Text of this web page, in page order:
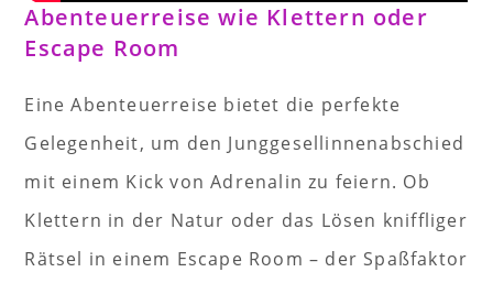
Abenteuerreise wie Klettern oder
Escape Room
Eine Abenteuerreise bietet die perfekte
Gelegenheit, um den Junggesellinnenabschied
mit einem Kick von Adrenalin zu feiern. Ob
Klettern in der Natur oder das Lösen kniffliger
Rätsel in einem Escape Room – der Spaßfaktor